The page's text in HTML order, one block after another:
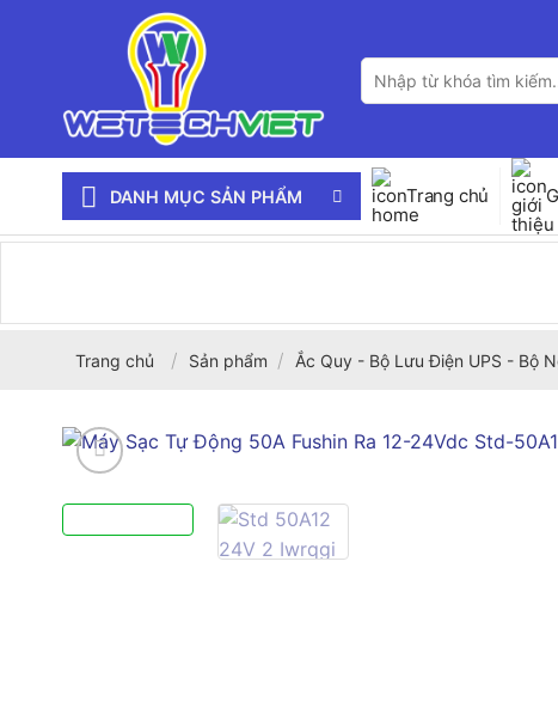
Tìm
kiếm:
DANH MỤC SẢN PHẨM Trang chủ
Trang chủ / Sản phẩm / Ắc Quy - Bộ Lưu Điện UPS - Bộ